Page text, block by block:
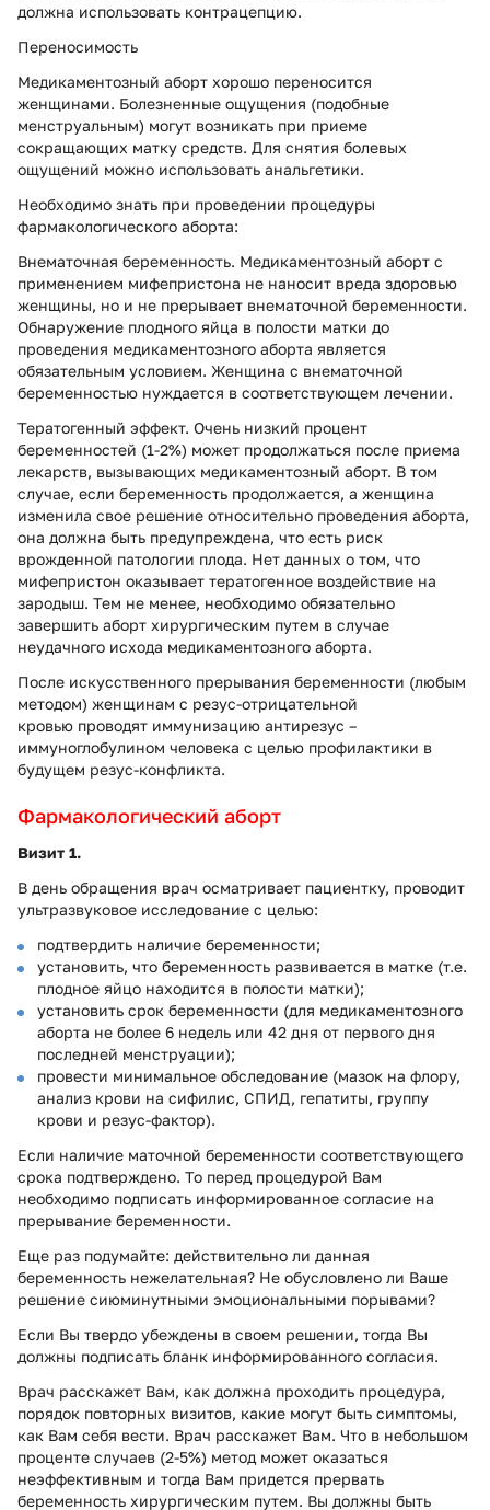
должна использовать контрацепцию.
Переносимость
Медикаментозный аборт хорошо переносится
женщинами. Болезненные ощущения (подобные
менструальным) могут возникать при приеме
сокращающих матку средств. Для снятия болевых
ощущений можно использовать анальгетики.
Необходимо знать при проведении процедуры
фармакологического аборта:
Внематочная беременность. Медикаментозный аборт с
применением мифепристона не наносит вреда здоровью
женщины, но и не прерывает внематочной беременности.
Обнаружение плодного яйца в полости матки до
проведения медикаментозного аборта является
обязательным условием. Женщина с внематочной
беременностью нуждается в соответствующем лечении.
Тератогенный эффект. Очень низкий процент
беременностей (1-2%) может продолжаться после приема
лекарств, вызывающих медикаментозный аборт. В том
случае, если беременность продолжается, а женщина
изменила свое решение относительно проведения аборта,
она должна быть предупреждена, что есть риск
врожденной патологии плода. Нет данных о том, что
мифепристон оказывает тератогенное воздействие на
зародыш. Тем не менее, необходимо обязательно
завершить аборт хирургическим путем в случае
неудачного исхода медикаментозного аборта.
После искусственного прерывания беременности (любым
методом) женщинам с резус-отрицательной
кровью проводят иммунизацию антирезус –
иммуноглобулином человека с целью профилактики в
будущем резус-конфликта.
Фармакологический аборт
Визит 1.
В день обращения врач осматривает пациентку, проводит
ультразвуковое исследование с целью:
подтвердить наличие беременности;
установить, что беременность развивается в матке (т.е.
плодное яйцо находится в полости матки);
установить срок беременности (для медикаментозного
аборта не более 6 недель или 42 дня от первого дня
последней менструации);
провести минимальное обследование (мазок на флору,
анализ крови на сифилис, СПИД, гепатиты, группу
крови и резус-фактор).
Если наличие маточной беременности соответствующего
срока подтверждено. То перед процедурой Вам
необходимо подписать информированное согласие на
прерывание беременности.
Еще раз подумайте: действительно ли данная
беременность нежелательная? Не обусловлено ли Ваше
решение сиюминутными эмоциональными порывами?
Если Вы твердо убеждены в своем решении, тогда Вы
должны подписать бланк информированного согласия.
Врач расскажет Вам, как должна проходить процедура,
порядок повторных визитов, какие могут быть симптомы,
как Вам себя вести. Врач расскажет Вам. Что в небольшом
проценте случаев (2-5%) метод может оказаться
неэффективным и тогда Вам придется прервать
беременность хирургическим путем. Вы должны быть